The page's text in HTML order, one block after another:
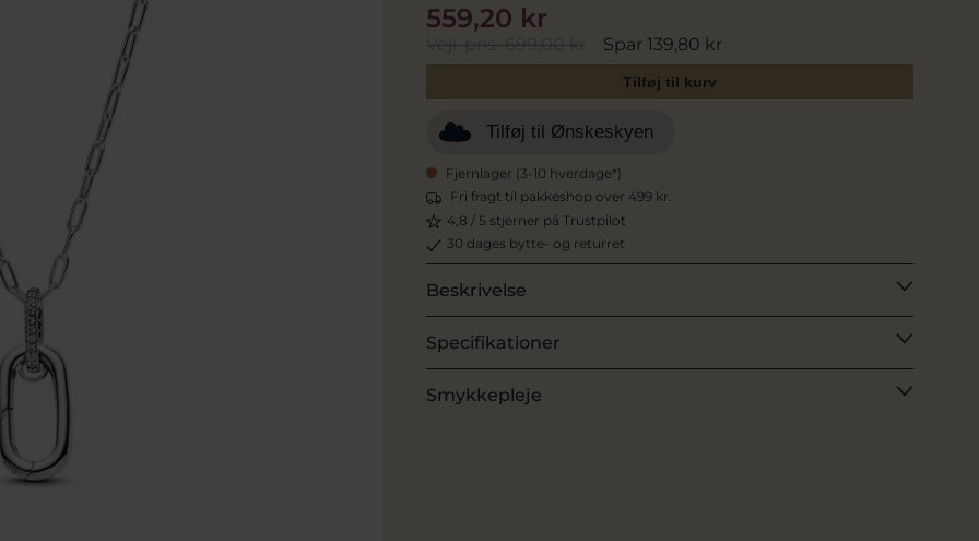
Vejl. pris699,00 kr Spar 139,80 kr
559,20 kr
Tilføj til kurv
Tilføj til Ønskeskyen
Fjernlager (3-10 hverdage*)
Fri fragt til pakkeshop over 499 kr.
4,8 / 5 stjerner på Trustpilot
30 dages bytte- og returret
Beskrivelse
Specifikationer
Smykkepleje